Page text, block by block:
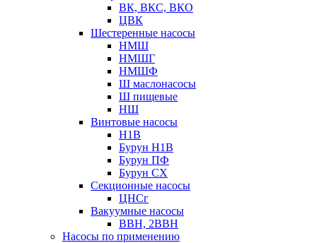
ВК, ВКС, ВКО
ЦВК
Шестеренные насосы
НМШ
НМШГ
НМШФ
Ш маслонасосы
Ш пищевые
НШ
Винтовые насосы
Н1В
Бурун Н1В
Бурун ПФ
Бурун СХ
Секционные насосы
ЦНСг
Вакуумные насосы
ВВН, 2ВВН
Насосы по применению